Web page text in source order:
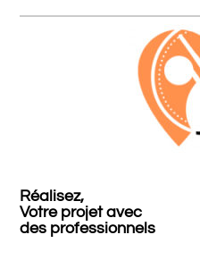
Réalisez,
Votre projet avec
des professionnels